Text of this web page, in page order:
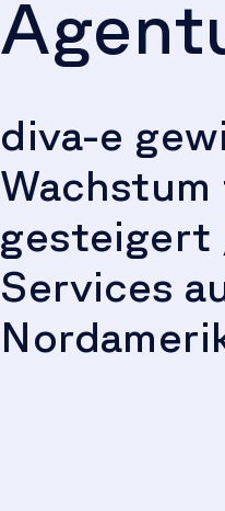
diva-e
gesteigert
Services